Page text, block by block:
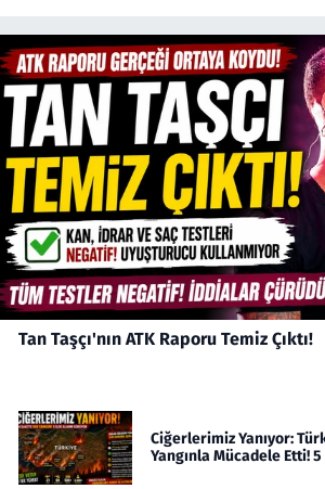
Tan Taşçı'nın ATK Raporu Temiz Çıktı!
Ciğerlerimiz Yanıyor:
Yangınla Mücadele Etti!